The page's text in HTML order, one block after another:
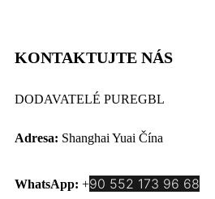
KONTAKTUJTE NÁS
DODAVATELÉ PUREGBL
Adresa: Shanghai Yuai Čína
WhatsApp: +90 552 173 96 68